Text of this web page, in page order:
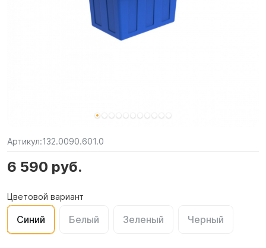
Артикул:132.0090.601.0
6 590 руб.
Цветовой вариант
Синий Белый Зеленый Черный